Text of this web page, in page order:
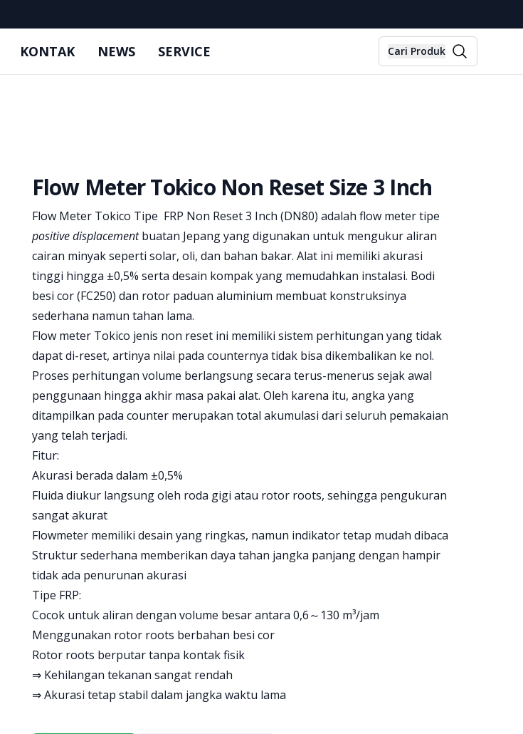
KONTAK NEWS SERVICE Cari Produk
Flow Meter Tokico Non Reset Size 3 Inch
Product information
Flow Meter Tokico Tipe FRP Non Reset 3 Inch (DN80) adalah flow meter tipe
positive displacementbuatan Jepang yang digunakan untuk mengukur aliran
cairan minyak seperti solar, oli, dan bahan bakar. Alat ini memiliki akurasi
tinggi hingga ±0,5% serta desain kompak yang memudahkan instalasi. Bodi
besi cor (FC250) dan rotor paduan aluminium membuat konstruksinya
sederhana namun tahan lama.
Flow meter Tokico jenis non reset ini memiliki sistem perhitungan yang tidak
dapat di-reset, artinya nilai pada counternya tidak bisa dikembalikan ke nol.
Proses perhitungan volume berlangsung secara terus-menerus sejak awal
penggunaan hingga akhir masa pakai alat. Oleh karena itu, angka yang
ditampilkan pada counter merupakan total akumulasi dari seluruh pemakaian
yang telah terjadi.
Fitur:
Akurasi berada dalam ±0,5%
Fluida diukur langsung oleh roda gigi atau rotor roots, sehingga pengukuran
sangat akurat
Flowmeter memiliki desain yang ringkas, namun indikator tetap mudah dibaca
Struktur sederhana memberikan daya tahan jangka panjang dengan hampir
tidak ada penurunan akurasi
Tipe FRP:
Cocok untuk aliran dengan volume besar antara 0,6～130 m³/jam
Menggunakan rotor roots berbahan besi cor
Rotor roots berputar tanpa kontak fisik
⇒ Kehilangan tekanan sangat rendah
⇒ Akurasi tetap stabil dalam jangka waktu lama